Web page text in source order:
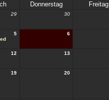
Donnerstag Freitag
29 30
5
6
12 13
19
20